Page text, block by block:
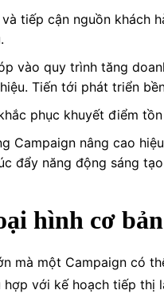
tiếp cận nguồn khách
vào quy trình tăng
Tiến tới phát triển
phục khuyết điểm
Campaign nâng cao
đẩy năng động sáng
hình cơ
mà một Campaign có
hợp với kế hoạch tiếp thị